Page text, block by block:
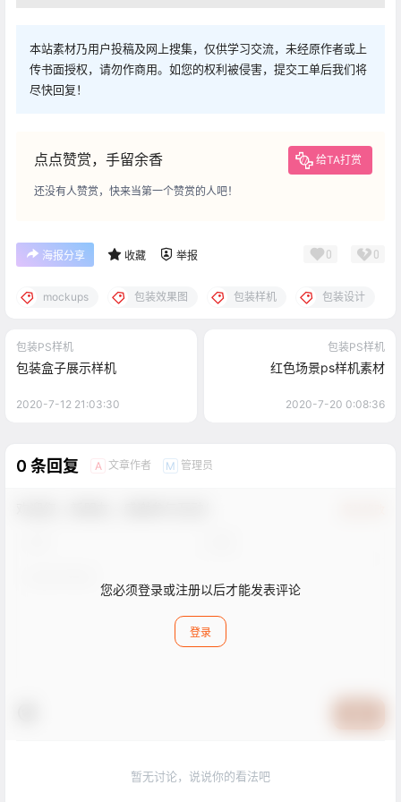
本站素材乃用户投稿及网上搜集，仅供学习交流，未经原作者或上
传书面授权，请勿作商用。如您的权利被侵害，提交工单后我们将
尽快回复！
点点赞赏，手留余香 给TA打赏
还没有人赞赏，快来当第一个赞赏的人吧！
海报分享 收藏 举报 0 0
mockups 包装效果图 包装样机 包装设计
包装PS样机
包装盒子展示样机
2020-7-12 21:03:30
包装PS样机
红色场景ps样机素材
2020-7-20 0:08:36
0 条回复 A 文章作者 M 管理员
您必须登录或注册以后才能发表评论
登录
暂无讨论，说说你的看法吧